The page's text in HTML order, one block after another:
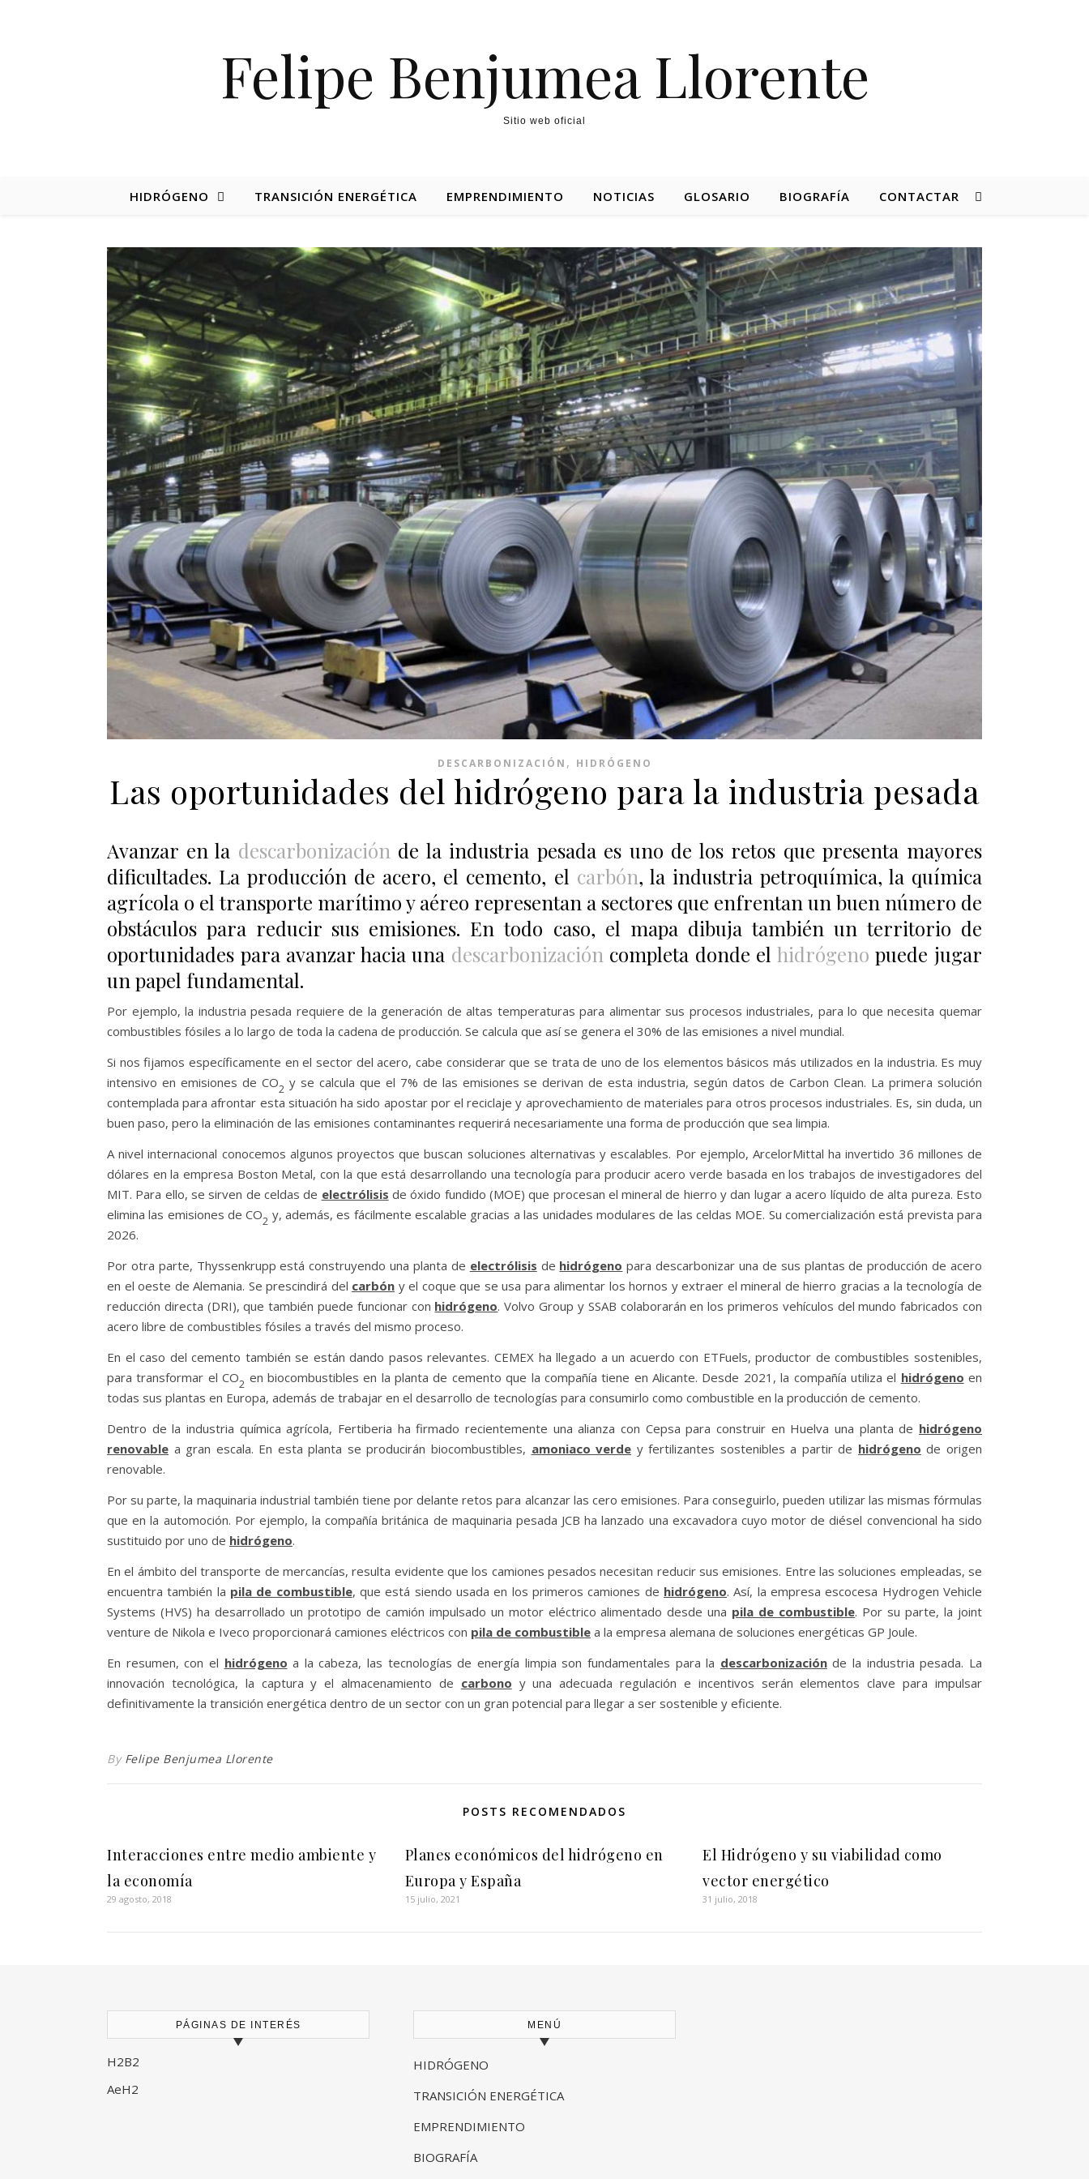
Felipe Benjumea Llorente
Sitio web oficial
HIDRÓGENO TRANSICIÓN ENERGÉTICA EMPRENDIMIENTO NOTICIAS GLOSARIO BIOGRAFÍA CONTACTAR
DESCARBONIZACIÓN , HIDRÓGENO
Las oportunidades del hidrógeno para la industria pesada
Avanzar en la descarbonización de la industria pesada es uno de los retos que presenta mayores
dificultades. La producción de acero, el cemento, el carbón, la industria petroquímica, la química
agrícola o el transporte marítimo y aéreo representan a sectores que enfrentan un buen número de
obstáculos para reducir sus emisiones. En todo caso, el mapa dibuja también un territorio de
oportunidades para avanzar hacia una descarbonización completa donde el hidrógeno puede jugar
un papel fundamental.
Por ejemplo, la industria pesada requiere de la generación de altas temperaturas para alimentar sus procesos industriales, para lo que necesita quemar
combustibles fósiles a lo largo de toda la cadena de producción. Se calcula que así se genera el 30% de las emisiones a nivel mundial.
Si nos fijamos específicamente en el sector del acero, cabe considerar que se trata de uno de los elementos básicos más utilizados en la industria. Es muy
intensivo en emisiones de CO2 y se calcula que el 7% de las emisiones se derivan de esta industria, según datos de Carbon Clean. La primera solución
contemplada para afrontar esta situación ha sido apostar por el reciclaje y aprovechamiento de materiales para otros procesos industriales. Es, sin duda, un
buen paso, pero la eliminación de las emisiones contaminantes requerirá necesariamente una forma de producción que sea limpia.
A nivel internacional conocemos algunos proyectos que buscan soluciones alternativas y escalables. Por ejemplo, ArcelorMittal ha invertido 36 millones de
dólares en la empresa Boston Metal, con la que está desarrollando una tecnología para producir acero verde basada en los trabajos de investigadores del
MIT. Para ello, se sirven de celdas de electrólisis de óxido fundido (MOE) que procesan el mineral de hierro y dan lugar a acero líquido de alta pureza. Esto
elimina las emisiones de CO2 y, además, es fácilmente escalable gracias a las unidades modulares de las celdas MOE. Su comercialización está prevista para
2026.
Por otra parte, Thyssenkrupp está construyendo una planta de electrólisis de hidrógeno para descarbonizar una de sus plantas de producción de acero
en el oeste de Alemania. Se prescindirá del carbón y el coque que se usa para alimentar los hornos y extraer el mineral de hierro gracias a la tecnología de
reducción directa (DRI), que también puede funcionar con hidrógeno. Volvo Group y SSAB colaborarán en los primeros vehículos del mundo fabricados con
acero libre de combustibles fósiles a través del mismo proceso.
En el caso del cemento también se están dando pasos relevantes. CEMEX ha llegado a un acuerdo con ETFuels, productor de combustibles sostenibles,
para transformar el CO2 en biocombustibles en la planta de cemento que la compañía tiene en Alicante. Desde 2021, la compañía utiliza el hidrógeno en
todas sus plantas en Europa, además de trabajar en el desarrollo de tecnologías para consumirlo como combustible en la producción de cemento.
Dentro de la industria química agrícola, Fertiberia ha firmado recientemente una alianza con Cepsa para construir en Huelva una planta de hidrógeno
renovable a gran escala. En esta planta se producirán biocombustibles, amoniaco verde y fertilizantes sostenibles a partir de hidrógeno de origen
renovable.
Por su parte, la maquinaria industrial también tiene por delante retos para alcanzar las cero emisiones. Para conseguirlo, pueden utilizar las mismas fórmulas
que en la automoción. Por ejemplo, la compañía británica de maquinaria pesada JCB ha lanzado una excavadora cuyo motor de diésel convencional ha sido
sustituido por uno de hidrógeno.
En el ámbito del transporte de mercancías, resulta evidente que los camiones pesados necesitan reducir sus emisiones. Entre las soluciones empleadas, se
encuentra también la pila de combustible, que está siendo usada en los primeros camiones de hidrógeno. Así, la empresa escocesa Hydrogen Vehicle
Systems (HVS) ha desarrollado un prototipo de camión impulsado un motor eléctrico alimentado desde una pila de combustible. Por su parte, la joint
venture de Nikola e Iveco proporcionará camiones eléctricos con pila de combustible a la empresa alemana de soluciones energéticas GP Joule.
En resumen, con el hidrógeno a la cabeza, las tecnologías de energía limpia son fundamentales para la descarbonizaciónde la industria pesada. La
innovación tecnológica, la captura y el almacenamiento de carbono y una adecuada regulación e incentivos serán elementos clave para impulsar
definitivamente la transición energética dentro de un sector con un gran potencial para llegar a ser sostenible y eficiente.
By Felipe Benjumea Llorente
POSTS RECOMENDADOS
Interacciones entre medio ambiente y
la economía
29 agosto, 2018
Planes económicos del hidrógeno en
Europa y España
15 julio, 2021
El Hidrógeno y su viabilidad como
vector energético
31 julio, 2018
PÁGINAS DE INTERÉS
H2B2
AeH2
MENÚ
HIDRÓGENO
TRANSICIÓN ENERGÉTICA
EMPRENDIMIENTO
BIOGRAFÍA